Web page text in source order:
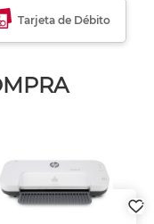
Tarjeta de Débito